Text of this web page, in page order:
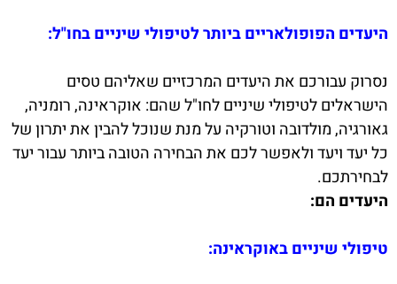
היעדים הפופולאריים ביותר לטיפולי שיניים בחו"ל:
נסרוק עבורכם את היעדים המרכזיים שאליהם טסים
הישראלים לטיפולי שיניים לחו"ל שהם: אוקראינה, רומניה,
גאורגיה, מולדובה וטורקיה על מנת שנוכל להבין את יתרון של
כל יעד ויעד ולאפשר לכם את הבחירה הטובה ביותר עבור יעד
לבחירתכם.
היעדים הם:
טיפולי שיניים באוקראינה: